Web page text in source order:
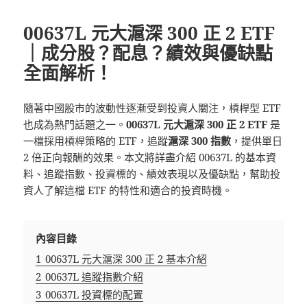
00637L 元大滬深 300 正 2 ETF
｜成分股？配息？績效與優缺點
全面解析！
隨著中國股市的波動性逐漸受到投資人關注，槓桿型 ETF
也成為熱門話題之一。00637L 元大滬深 300 正 2 ETF 是
一檔採用槓桿策略的 ETF，追蹤滬深 300 指數 ，提供單日
2 倍正向報酬的效果。本文將詳盡介紹 00637L 的基本資
料、追蹤指數、投資標的、績效表現以及優缺點，幫助投
資人了解這檔 ETF 的特性和適合的投資時機。
內容目錄
1 00637L 元大滬深 300 正 2 基本介紹
2 00637L 追蹤指數介紹
3 00637L 投資標的配置